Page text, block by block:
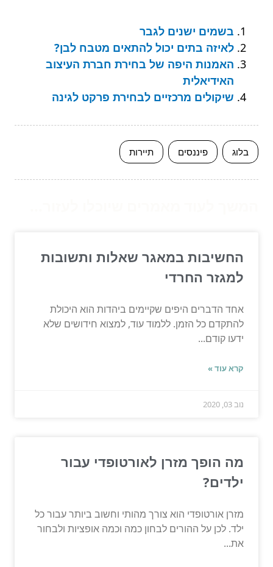
בשמים ישנים לגבר
לאיזה בתים יכול להתאים מטבח לבן?
האמנות היפה של בחירת חברת העיצוב
האידיאלית
שיקולים מרכזיים לבחירת פרקט לגינה
בלוג פיננסים תיירות
החשיבות במאגר שאלות ותשובות
למגזר החרדי
אחד הדברים היפים שקיימים ביהדות הוא היכולת
להתקדם כל הזמן. ללמוד עוד, למצוא חידושים שלא
ידעו קודם...
קרא עוד »
נוב 03, 2020
מה הופך מזרן לאורטופדי עבור
ילדים?
מזרן אורטופדי הוא צורך מהותי וחשוב ביותר עבור כל
ילד. לכן על ההורים לבחון כמה וכמה אופציות ולבחור
את...